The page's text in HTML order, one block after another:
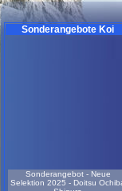
Sonderangebote Koi
Sonderangebot - Neue
Selektion 2025 - Doitsu Ochiba
Shigure